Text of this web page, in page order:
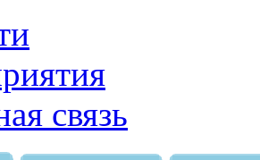
связь